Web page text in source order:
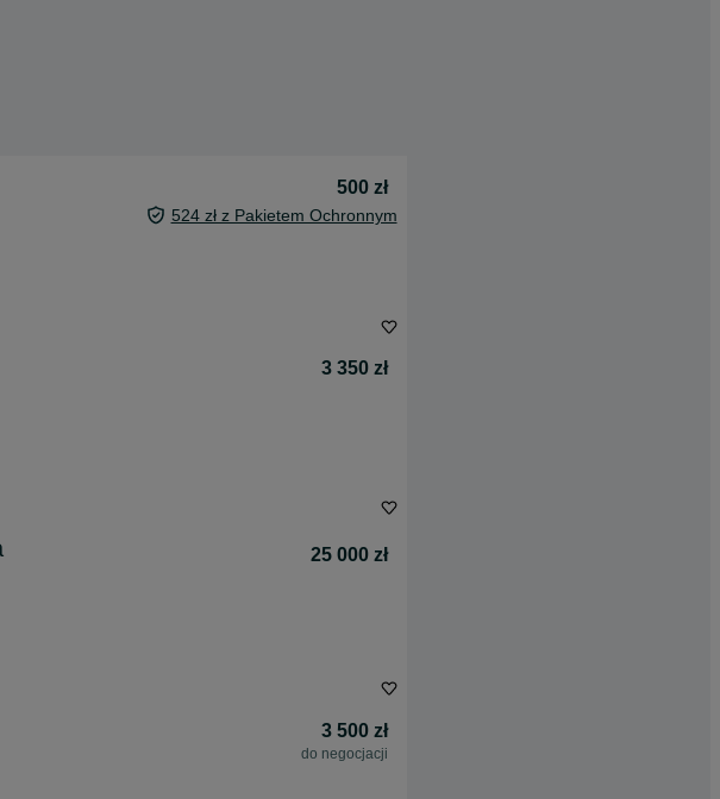
500 zł
524 zł z Pakietem Ochronnym
3 350 zł
25 000 zł
3 500 zł
do negocjacji